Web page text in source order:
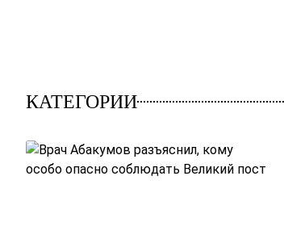
КАТЕГОРИИ